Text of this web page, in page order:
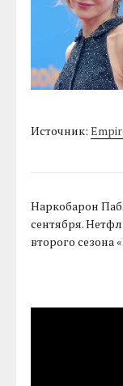
Источник:
Наркобарон
сентября.
второго сезона